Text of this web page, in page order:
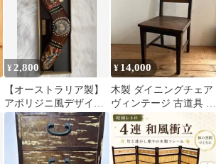
¥2,800
【オーストラリア製】
アボリジニ風デザイン
ブーメラン型 木製 箱
付き
¥ 14,000
木製 ダイニングチェア
ヴィンテージ 古道具 木
釘